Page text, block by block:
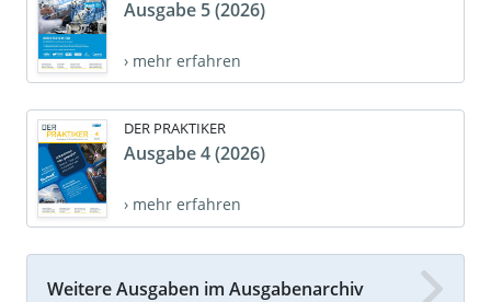
Ausgabe 5 (2026)
› mehr erfahren
DER PRAKTIKER
Ausgabe 4 (2026)
› mehr erfahren
Weitere Ausgaben im Ausgabenarchiv